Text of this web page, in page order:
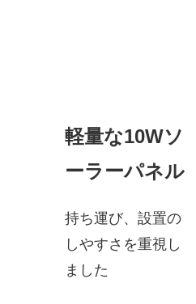
軽量な10Wソ
ーラーパネル
持ち運び、設置の
しやすさを重視し
ました